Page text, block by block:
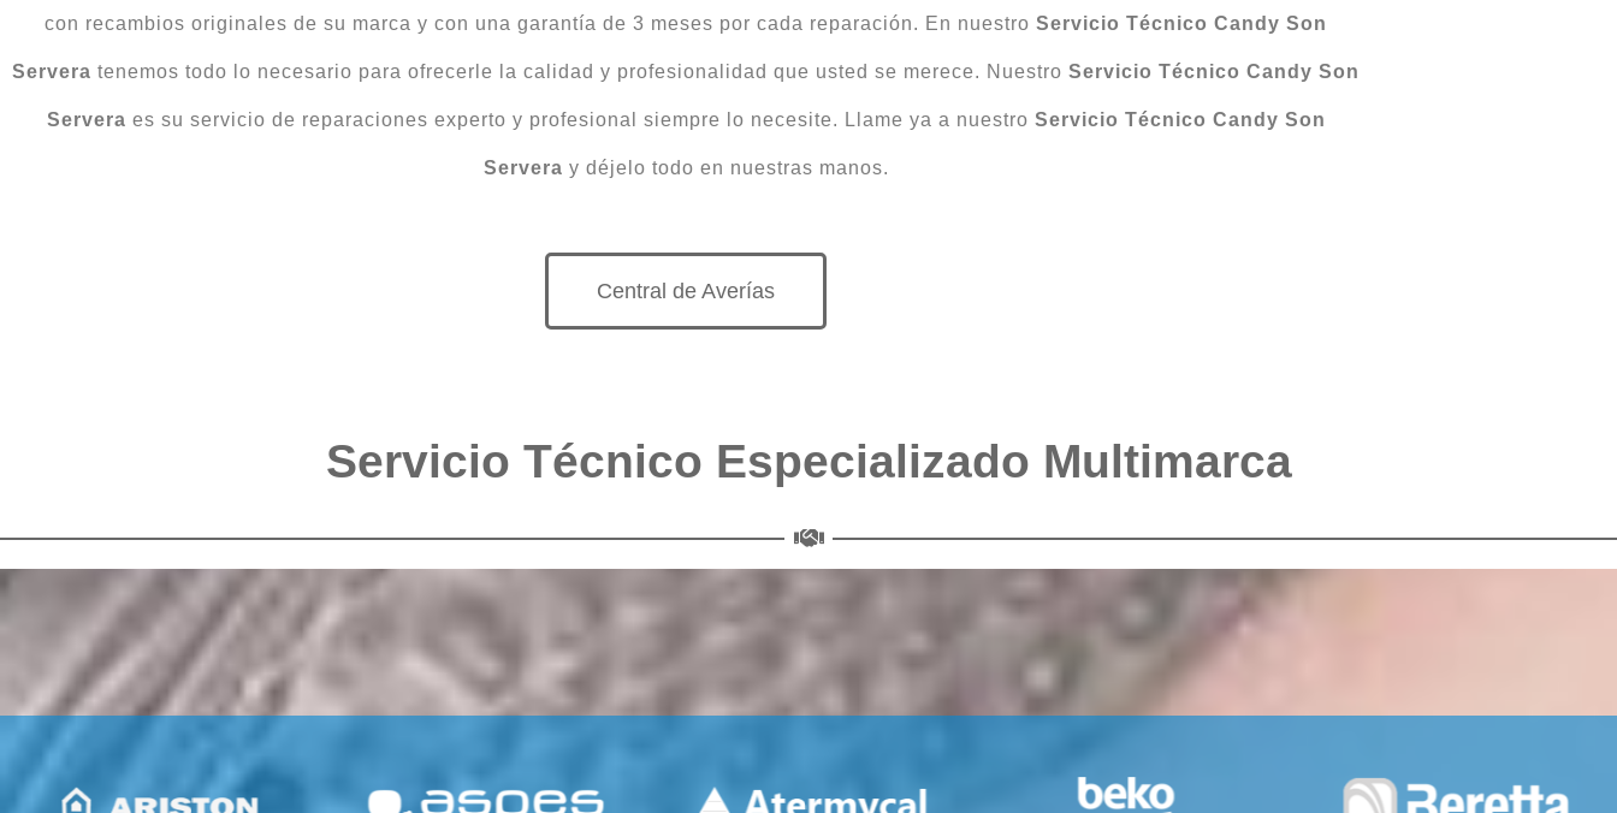
con recambios originales de su marca y con una garantía de 3 meses por cada reparación. En nuestro Servicio Técnico Candy Son
Servera tenemos todo lo necesario para ofrecerle la calidad y profesionalidad que usted se merece. Nuestro Servicio Técnico Candy Son
Servera es su servicio de reparaciones experto y profesional siempre lo necesite. Llame ya a nuestro Servicio Técnico Candy Son
Servera y déjelo todo en nuestras manos.
Central de Averías
Servicio Técnico Especializado Multimarca